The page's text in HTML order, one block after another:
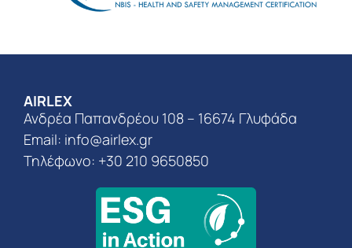
AIRLEX
Ανδρέα Παπανδρέου 108 – 16674 Γλυφάδα
Email: info@airlex.gr
Τηλέφωνο: +30 210 9650850